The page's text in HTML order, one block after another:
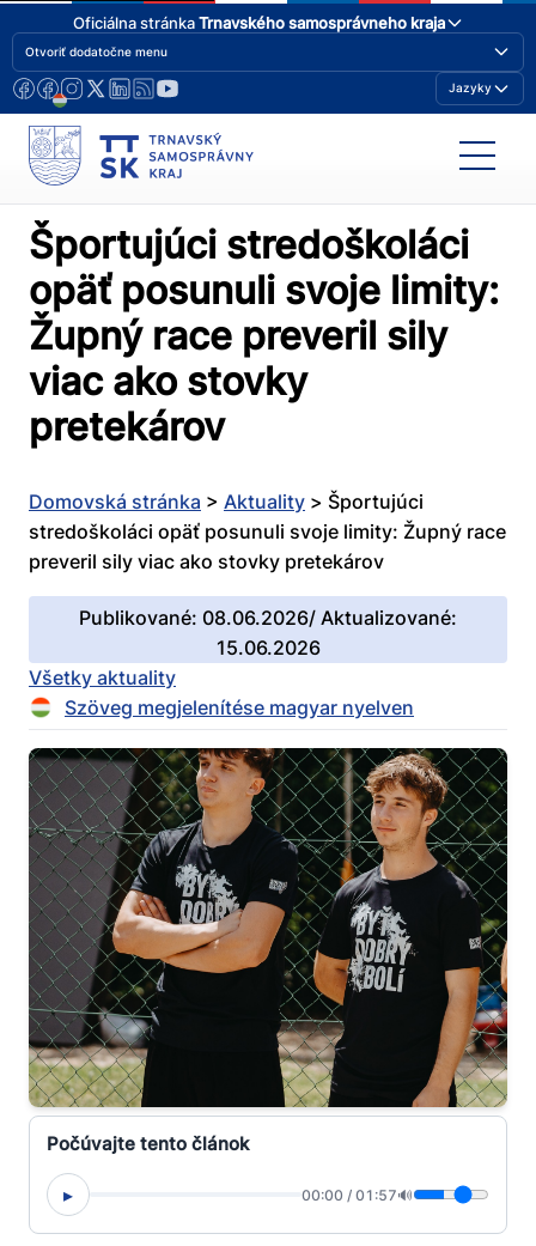
Oficiálna stránkaTrnavského samosprávneho kraja
Otvoriť dodatočne menu
Jazyky
Športujúci stredoškoláci
opäť posunuli svoje limity:
Župný race preveril sily
viac ako stovky
pretekárov
Domovská stránka > Aktuality > Športujúci
stredoškoláci opäť posunuli svoje limity: Župný race
preveril sily viac ako stovky pretekárov
Publikované: 08.06.2026/ Aktualizované:
15.06.2026
Všetky aktuality
Szöveg megjelenítése magyar nyelven
Počúvajte tento článok
▸ 00:00 / 01:57🔊